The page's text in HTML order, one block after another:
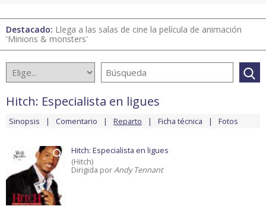
Destacado: Llega a las salas de cine la película de animación
'Minions & monsters'
Hitch: Especialista en ligues
Sinopsis Comentario Reparto Ficha técnica Fotos
Hitch: Especialista en ligues
(Hitch)
Dirigida porAndy Tennant